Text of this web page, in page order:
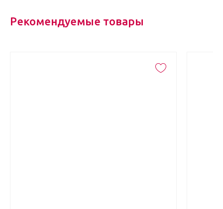
Рекомендуемые товары